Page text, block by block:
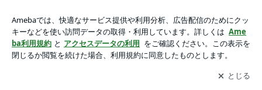
ブログ「世之介のそばにおいでよ」Powered by Ameba
アプリをダウンロードして ブログの更新通知
を受け取りまし
ょう。
開く